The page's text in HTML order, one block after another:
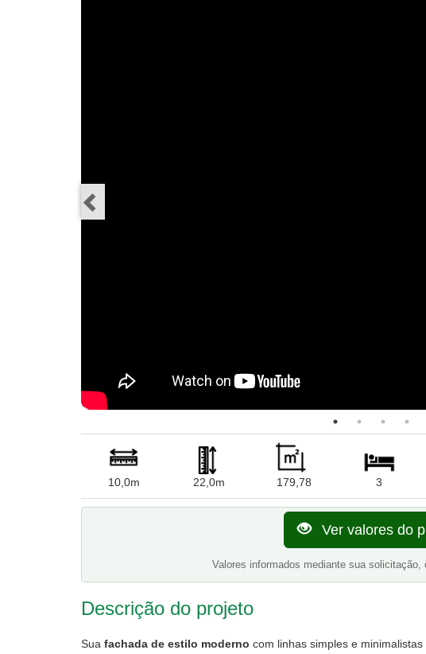
10,0m 22,0m 179,78 3
Ver valores do
Valores informados mediante sua solicitação,
Descrição do projeto
Sua fachada de estilo moderno com linhas simples e